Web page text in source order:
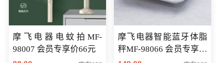
摩飞电器电蚊拍MF-
98007 会员专享价66元
摩飞电器智能蓝牙体脂
秤MF-98066 会员专享价